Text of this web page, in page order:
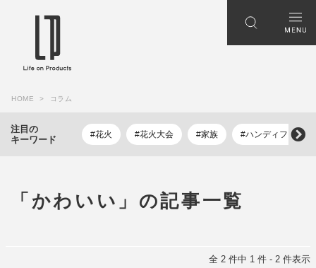
HOME コラム
注目の
キーワード
#花火 #花火大会 #家族 #ハンディファン
「かわいい」の記事一覧
全 2 件中 1 件 - 2 件表示